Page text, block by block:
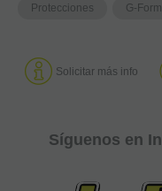
Protecciones
G-Form
Solicitar más info
Síguenos en